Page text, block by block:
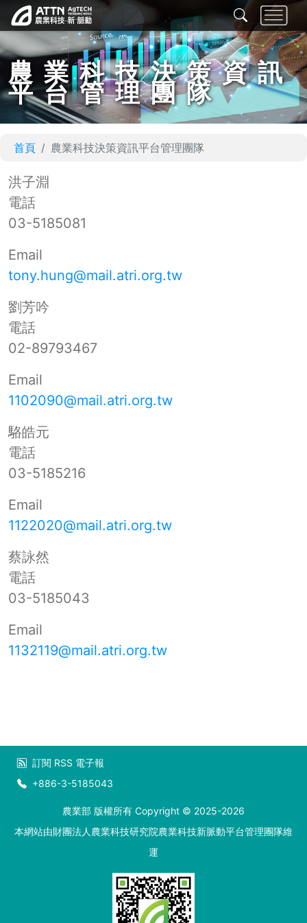
農業科技決策資訊
平台管理團隊
首頁 農業科技決策資訊平台管理團隊
洪子淵
電話
03-5185081
Email
tony.hung@mail.atri.org.tw
劉芳吟
電話
02-89793467
Email
1102090@mail.atri.org.tw
駱皓元
電話
03-5185216
Email
1122020@mail.atri.org.tw
蔡詠然
電話
03-5185043
Email
1132119@mail.atri.org.tw
訂閱 RSS 電子報
+886-3-5185043
農業部 版權所有 Copyright © 2025-2026
本網站由財團法人農業科技研究院農業科技新脈動平台管理團隊維
運